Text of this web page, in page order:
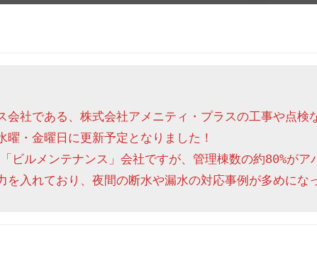
社である、株式会社アメニティ・プラスの工事や点検
・金曜日に更新予定となりました！
ルメンテナンス」会社ですが、管理棟数の約80%がア
入れており、夜間の断水や漏水の対応事例が多めにな